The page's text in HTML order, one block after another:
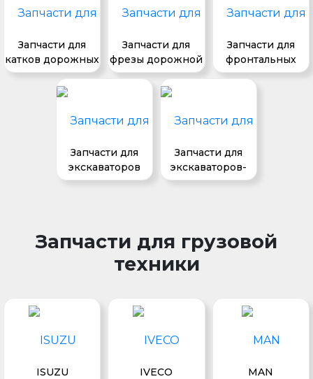
Запчасти для
катков дорожных
Запчасти для
фрезы дорожной
Запчасти для
фронтальных
погрузчиков
Запчасти для
экскаваторов
Запчасти для
экскаваторов-
погрузчиков
Запчасти для грузовой
техники
ISUZU IVECO MAN